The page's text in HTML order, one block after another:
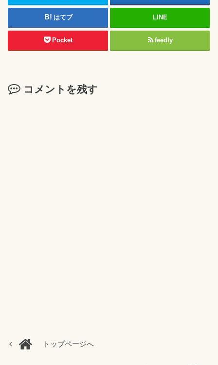
はてブ LINE
Pocket feedly
コメントを残す
トップページへ